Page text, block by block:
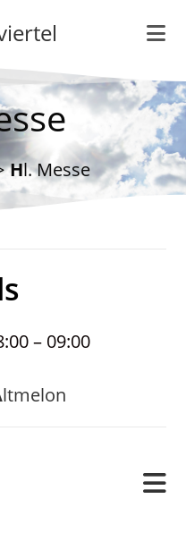
Hl. Messe
– 09:00
Altmelon